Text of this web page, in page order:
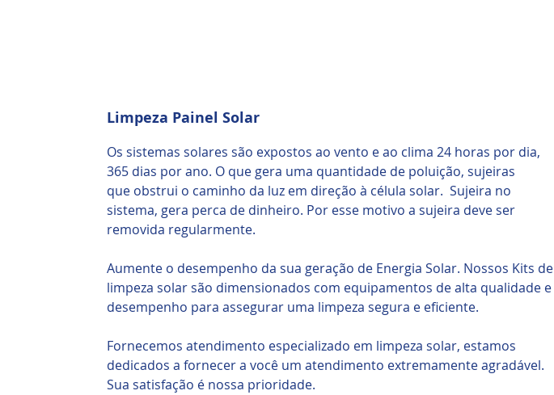
Limpeza Painel Solar
Os sistemas solares são expostos ao vento e ao clima 24 horas por dia,
365 dias por ano. O que gera uma quantidade de poluição, sujeiras
que obstrui o caminho da luz em direção à célula solar. Sujeira no
sistema, gera perca de dinheiro. Por esse motivo a sujeira deve ser
removida regularmente.
Aumente o desempenho da sua geração de Energia Solar. Nossos Kits de
limpeza solar são dimensionados com equipamentos de alta qualidade e
desempenho para assegurar uma limpeza segura e eficiente.
Fornecemos atendimento especializado em limpeza solar, estamos
dedicados a fornecer a você um atendimento extremamente agradável.
Sua satisfação é nossa prioridade.